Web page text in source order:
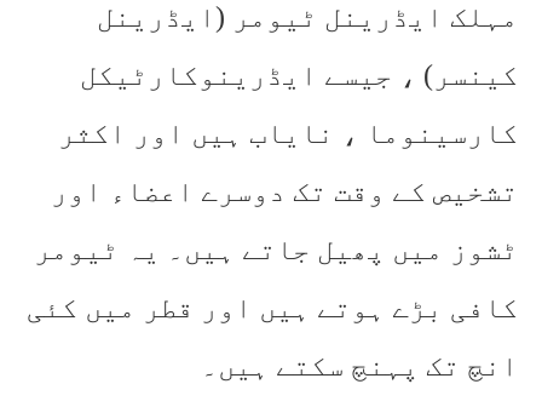
مہلک ایڈرینل ٹیومر (ایڈرینل
کینسر) ، جیسے ایڈرینوکارٹیکل
کارسینوما ، نایاب ہیں اور اکثر
تشخیص کے وقت تک دوسرے اعضاء اور
ٹشوز میں پھیل جاتے ہیں۔ یہ ٹیومر
کافی بڑے ہوتے ہیں اور قطر میں کئی
انچ تک پہنچ سکتے ہیں۔